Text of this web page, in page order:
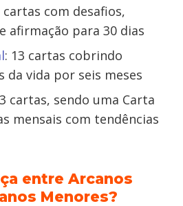
cartas com desafios,
afirmação para 30 dias
: 13 cartas cobrindo
da vida por seis meses
cartas, sendo uma Carta
mensais com tendências
entre Arcanos
Menores?